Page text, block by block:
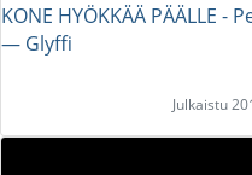
KONE HYÖKKÄÄ PÄÄLLE -
― Glyffi
Julkaistu